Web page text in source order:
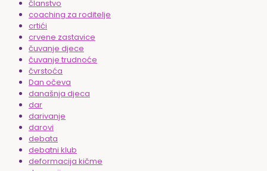
članstvo
coaching za roditelje
crtići
crvene zastavice
čuvanje djece
čuvanje trudnoće
čvrstoća
Dan očeva
današnja djeca
dar
darivanje
darovi
debata
debatni klub
deformacija kičme